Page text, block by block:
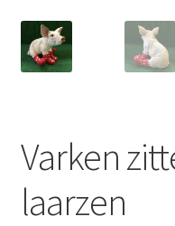
Verlichting
Varken
laarzen